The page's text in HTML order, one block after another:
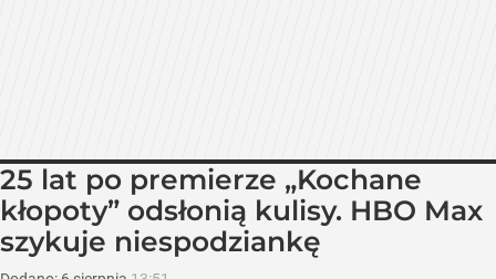
25 lat po premierze „Kochane
kłopoty” odsłonią kulisy. HBO Max
szykuje niespodziankę